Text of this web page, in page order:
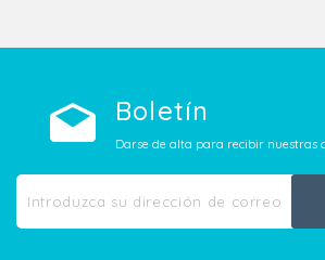
Boletín
Darse de alta para recibir nuestras